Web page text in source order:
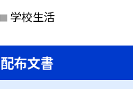
学校生活
配布文書